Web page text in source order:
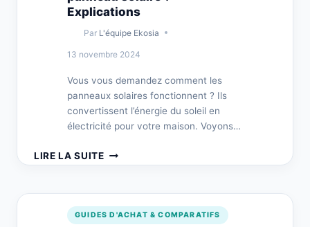
Explications
Par L'équipe Ekosia
13 novembre 2024
Vous vous demandez comment les
panneaux solaires fonctionnent ? Ils
convertissent l’énergie du soleil en
électricité pour votre maison. Voyons…
LIRE LA SUITECOMMENT
MARCHE
PANNEAU
SOLAIRE
GUIDES D'ACHAT & COMPARATIFS